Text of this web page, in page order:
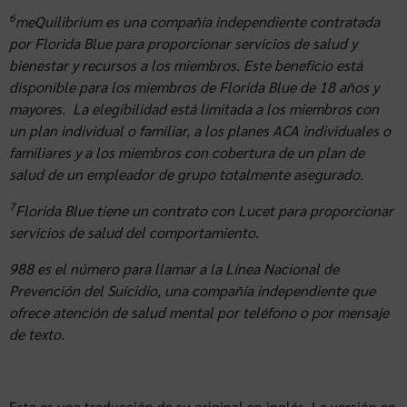
6meQuilibrium es una compañía independiente contratada
por Florida Blue para proporcionar servicios de salud y
bienestar y recursos a los miembros. Este beneficio está
disponible para los miembros de Florida Blue de 18 años y
mayores. La elegibilidad está limitada a los miembros con
un plan individual o familiar, a los planes ACA individuales o
familiares y a los miembros con cobertura de un plan de
salud de un empleador de grupo totalmente asegurado.
7Florida Blue tiene un contrato con Lucet para proporcionar
servicios de salud del comportamiento.
988 es el número para llamar a la Línea Nacional de
Prevención del Suicidio, una compañía independiente que
ofrece atención de salud mental por teléfono o por mensaje
de texto.